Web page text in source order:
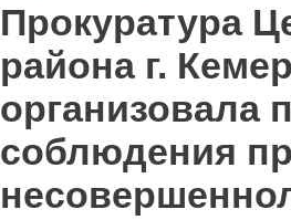
Прокуратура
района г.
организовала
соблюдения